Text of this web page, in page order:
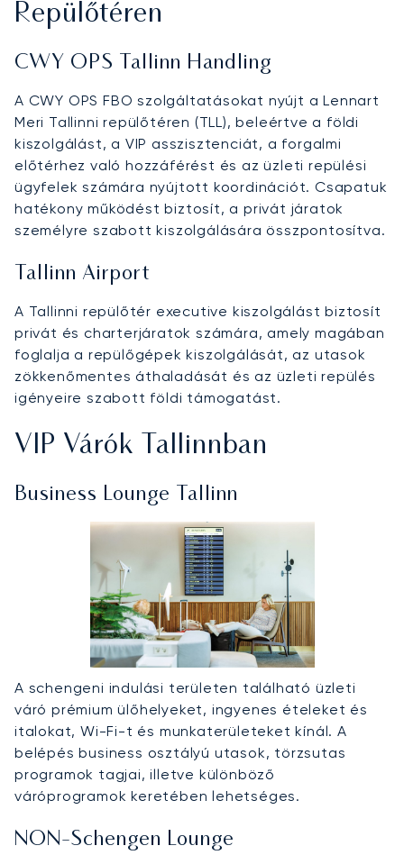
Repülőtéren
CWY OPS Tallinn Handling
A CWY OPS FBO szolgáltatásokat nyújt a Lennart
Meri Tallinni repülőtéren (TLL), beleértve a földi
kiszolgálást, a VIP asszisztenciát, a forgalmi
előtérhez való hozzáférést és az üzleti repülési
ügyfelek számára nyújtott koordinációt. Csapatuk
hatékony működést biztosít, a privát járatok
személyre szabott kiszolgálására összpontosítva.
Tallinn Airport
A Tallinni repülőtér executive kiszolgálást biztosít
privát és charterjáratok számára, amely magában
foglalja a repülőgépek kiszolgálását, az utasok
zökkenőmentes áthaladását és az üzleti repülés
igényeire szabott földi támogatást.
VIP Várók Tallinnban
Business Lounge Tallinn
A schengeni indulási területen található üzleti
váró prémium ülőhelyeket, ingyenes ételeket és
italokat, Wi-Fi-t és munkaterületeket kínál. A
belépés business osztályú utasok, törzsutas
programok tagjai, illetve különböző
váróprogramok keretében lehetséges.
NON-Schengen Lounge